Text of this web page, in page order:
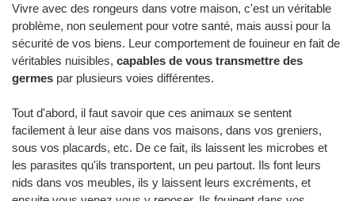
Vivre avec des rongeurs dans votre maison, c'est un véritable
problème, non seulement pour votre santé, mais aussi pour la
sécurité de vos biens. Leur comportement de fouineur en fait de
véritables nuisibles, capables de vous transmettre des
germes par plusieurs voies différentes.
Tout d'abord, il faut savoir que ces animaux se sentent
facilement à leur aise dans vos maisons, dans vos greniers,
sous vos placards, etc. De ce fait, ils laissent les microbes et
les parasites qu'ils transportent, un peu partout. Ils font leurs
nids dans vos meubles, ils y laissent leurs excréments, et